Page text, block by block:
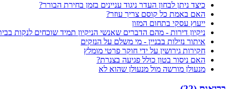
כיצד ניתן לבחון העדר ניגוד עניינים בזמן בחירת הבורר?
האם באמת כל קוסם צריך עוזר?
ייעוץ עסקי בתחום המזון
ניקיון דירות - מהם הדברים שאנשי הניקיון תמיד שוכחים לנקות
איתור נזילות בבניין - מי משלם על הנזקים
חקירות גירושין על ידי חוקר פרטי מומלץ
האם ניסור בטון כולל פגיעה בצנרת?
מנעולן מורשה מול מנעולן שהוא לא